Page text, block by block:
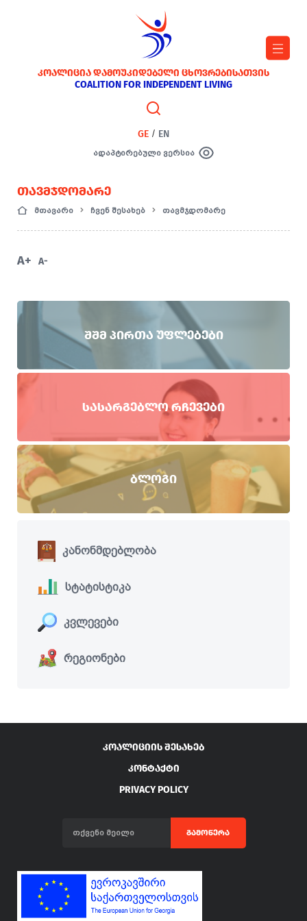
ᲙᲝᲐᲚᲘᲪᲘᲐ ᲓᲐᲛᲝᲣᲙᲘᲓᲔᲑᲔᲚᲘ ᲪᲮᲝᲕᲠᲔᲑᲘᲡᲐᲗᲕᲘᲡ
COALITION FOR INDEPENDENT LIVING
GE / EN
ადაპტირებული ვერსია
ᲗᲐᲕᲛᲯᲓᲝᲛᲐᲠᲔ
მთავარი ჩვენ შესახებ თავმჯდომარე
A+ A-
ᲨᲨᲛ ᲞᲘᲠᲗᲐ ᲣᲤᲚᲔᲑᲔᲑᲘ
ᲡᲐᲡᲐᲠᲒᲔᲑᲚᲝ ᲠᲩᲔᲕᲔᲑᲘ
ᲑᲚᲝᲒᲘ
კანონმდებლობა
სტატისტიკა
კვლევები
რეგიონები
ᲙᲝᲐᲚᲘᲪᲘᲘᲡ ᲨᲔᲡᲐᲮᲔᲑ
ᲙᲝᲜᲢᲐᲥᲢᲘ
PRIVACY POLICY
ᲒᲐᲛᲝᲬᲔᲠᲐ